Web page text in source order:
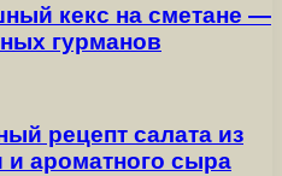
кекс на сметане —
гурманов
рецепт салата из
ароматного сыра